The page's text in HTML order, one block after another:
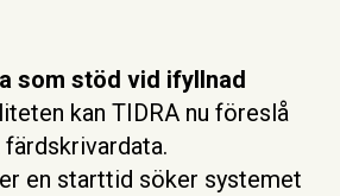
som stöd vid ifyllnad
kan TIDRA nu föreslå
en starttid söker systemet